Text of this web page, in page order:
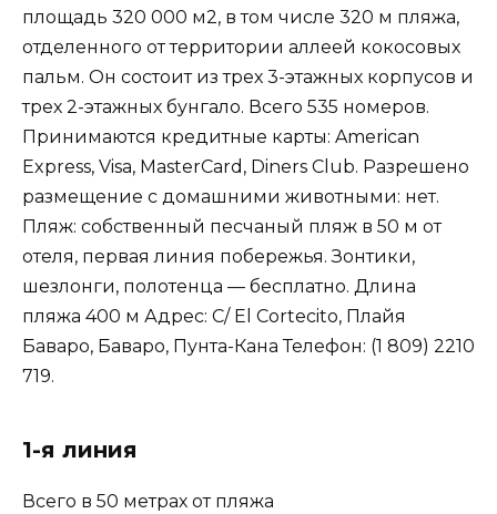
площадь 320 000 м2, в том числе 320 м пляжа,
отделенного от территории аллеей кокосовых
пальм. Он состоит из трех 3-этажных корпусов и
трех 2-этажных бунгало. Всего 535 номеров.
Принимаются кредитные карты: American
Express, Visa, MasterCard, Diners Club. Разрешено
размещение с домашними животными: нет.
Пляж: собственный песчаный пляж в 50 м от
отеля, первая линия побережья. Зонтики,
шезлонги, полотенца — бесплатно. Длина
пляжа 400 м Адрес: C/ El Cortecito, Плайя
Баваро, Баваро, Пунта-Кана Телефон: (1 809) 2210
719.
1-я линия
Всего в 50 метрах от пляжа